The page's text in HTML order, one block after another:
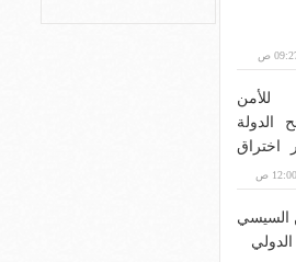
للأمن
الدولة
اختراق
السيسي